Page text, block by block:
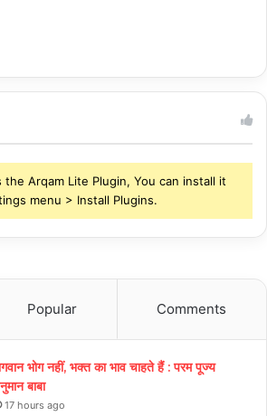
Arqam Lite Plugin, You can install it
menu > Install Plugins.
Popular Comments
भोग नहीं, भक्त का भाव चाहते हैं : परम पूज्य
बाबा
17 hours ago